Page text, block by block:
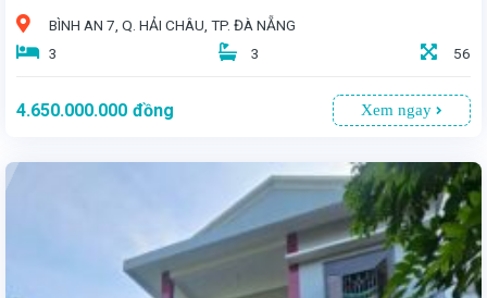
BÌNH AN 7, Q. HẢI CHÂU, TP. ĐÀ NẴNG
3
3 56
4.650.000.000 đồng Xem ngay